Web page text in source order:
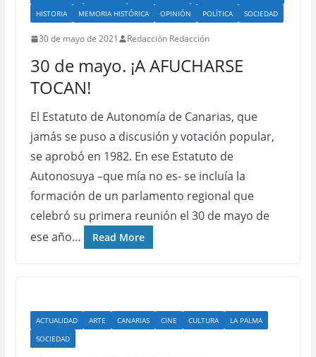
HISTORIA MEMORIA HISTÓRICA OPINIÓN POLÍTICA SOCIEDAD
30 de mayo de 2021 Redacción Redacción
30 de mayo. ¡A AFUCHARSE
TOCAN!
El Estatuto de Autonomía de Canarias, que
jamás se puso a discusión y votación popular,
se aprobó en 1982. En ese Estatuto de
Autonosuya –que mía no es- se incluía la
formación de un parlamento regional que
celebró su primera reunión el 30 de mayo de
ese año…
Read More
ACTUALIDAD ARTE CANARIAS CINE CULTURA
LA PALMA
SOCIEDAD